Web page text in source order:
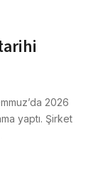
2026
yaptı. Şirket